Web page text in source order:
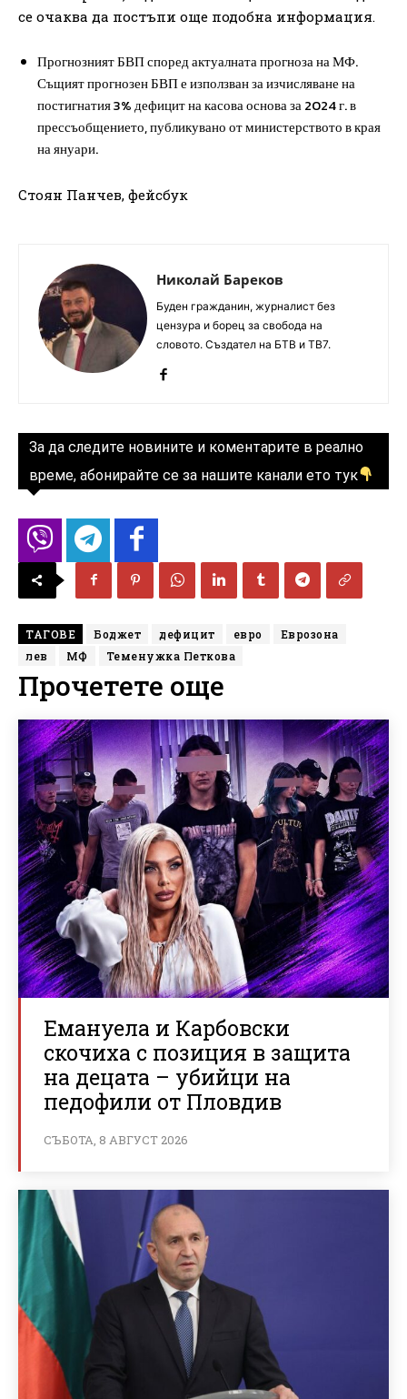
се очаква да постъпи още подобна информация.
Прогнозният БВП според актуалната прогноза на МФ.
Същият прогнозен БВП е използван за изчисляване на
постигнатия 3% дефицит на касова основа за 2024 г. в
прессъобщението, публикувано от министерството в края
на януари.
Стоян Панчев, фейсбук
Николай Бареков
Буден гражданин, журналист без
цензура и борец за свобода на
словото. Създател на БТВ и ТВ7.
За да следите новините и коментарите в реално
време, абонирайте се за нашите канали ето тук
ТАГОВЕ Боджет дефицит евро
Еврозона
лев
МФ Теменужка Петкова
Прочетете още
Емануела и Карбовски
скочиха с позиция в защита
на децата – убийци на
педофили от Пловдив
СЪБОТА, 8 АВГУСТ 2026